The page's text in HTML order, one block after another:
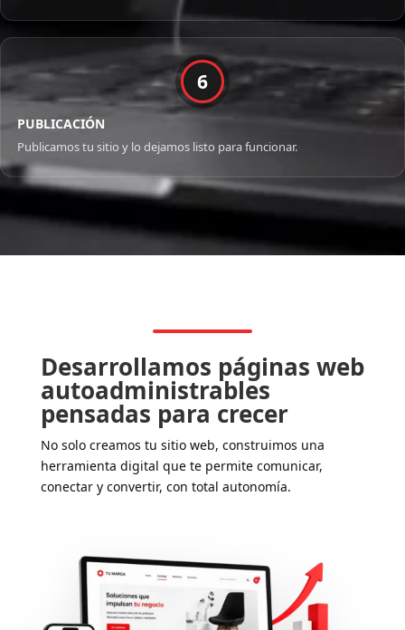
6
PUBLICACIÓN
Publicamos tu sitio y lo dejamos listo para funcionar.
Desarrollamos páginas web
autoadministrables
pensadas para crecer
No solo creamos tu sitio web, construimos una
herramienta digital que te permite comunicar,
conectar y convertir, con total autonomía.